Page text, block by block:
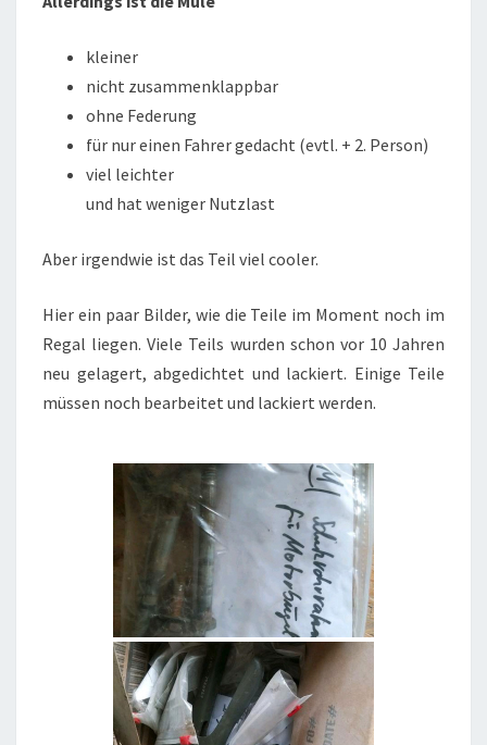
kleiner
nicht zusammenklappbar
ohne Federung
für nur einen Fahrer gedacht (evtl. + 2. Person)
viel leichter
und hat weniger Nutzlast
Aber irgendwie ist das Teil viel cooler.
Hier ein paar Bilder, wie die Teile im Moment noch im
Regal liegen. Viele Teils wurden schon vor 10 Jahren
neu gelagert, abgedichtet und lackiert. Einige Teile
müssen noch bearbeitet und lackiert werden.